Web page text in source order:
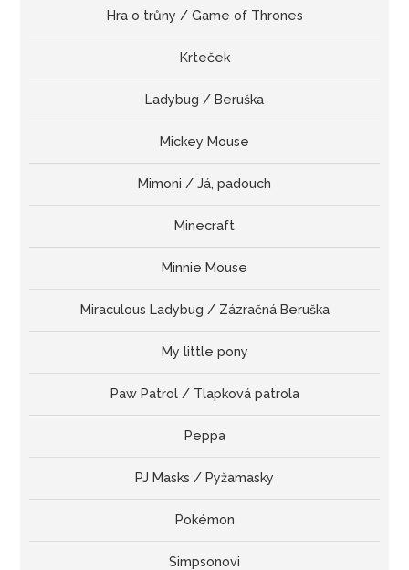
Hra o trůny / Game of Thrones
Krteček
Ladybug / Beruška
Mickey Mouse
Mimoni / Já, padouch
Minecraft
Minnie Mouse
Miraculous Ladybug / Zázračná Beruška
My little pony
Paw Patrol / Tlapková patrola
Peppa
PJ Masks / Pyžamasky
Pokémon
Simpsonovi